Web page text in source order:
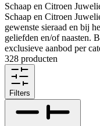
Schaap en Citroen
Schaap en Citroen
gewenste sieraad en bij
geliefden en/of naasten.
exclusieve aanbod per
328 producten
Filters